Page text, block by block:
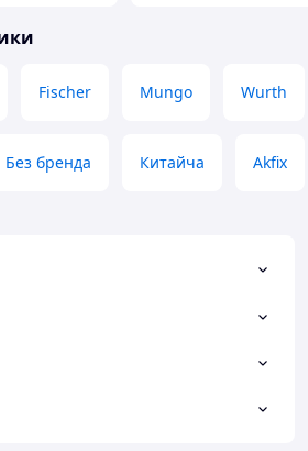
Fischer Mungo Wurth
Без бренда Китайча Akfix